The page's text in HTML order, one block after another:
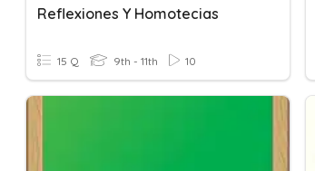
Reflexiones Y Homotecias
15 Q 9th - 11th 10